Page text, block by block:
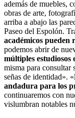
además de muebles,
obras de arte,
arriba a abajo las
Paseo del Espolón.
académicos pueden
podemos abrir de
múltiples estudiosos
misma para consultar
señas de identidad». «
andadura para los
continuaremos con
vislumbran notables